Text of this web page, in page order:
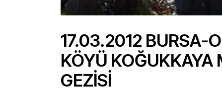
17.03.2012 BURSA-
KÖYÜ KOĞUKKAYA
GEZİSİ